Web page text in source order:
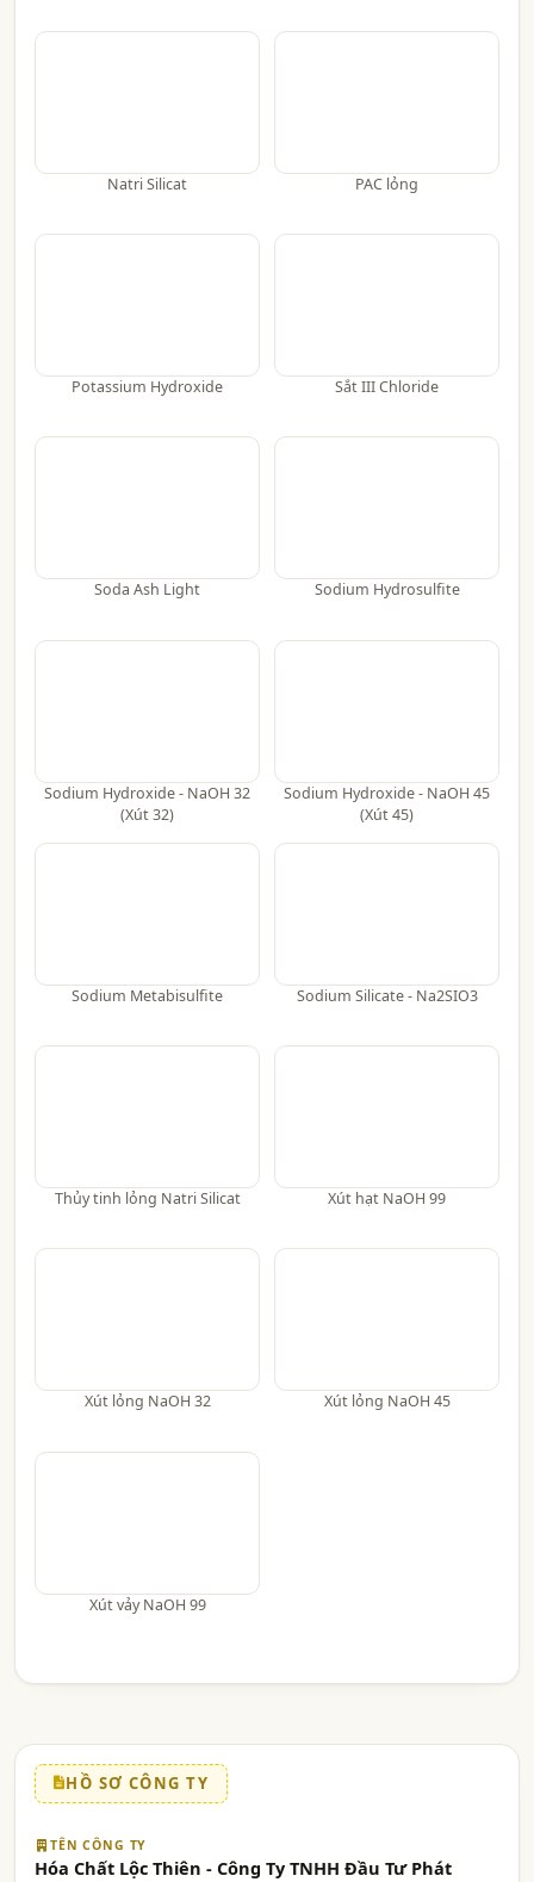
Natri Silicat PAC lỏng
Potassium Hydroxide Sắt III Chloride
Soda Ash Light Sodium Hydrosulfite
Sodium Hydroxide - NaOH 32
(Xút 32)
Sodium Hydroxide - NaOH 45
(Xút 45)
Sodium Metabisulfite Sodium Silicate - Na2SIO3
Thủy tinh lỏng Natri Silicat Xút hạt NaOH 99
Xút lỏng NaOH 32 Xút lỏng NaOH 45
Xút vảy NaOH 99
HỒ SƠ CÔNG TY
TÊN CÔNG TY
Hóa Chất Lộc Thiên - Công Ty TNHH Đầu Tư Phát